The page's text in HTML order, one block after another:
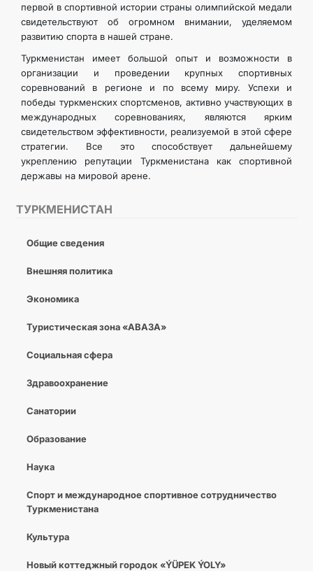
ТУРКМЕНИСТАН
Общие сведения
Внешняя политика
Экономика
Туристическая зона «АВАЗА»
Социальная сфера
Здравоохранение
Санатории
Образование
Наука
Спорт и международное спортивное сотрудничество
Туркменистана
Культура
Новый коттеджный городок «ÝÜPEK ÝOLY»
первой в спортивной истории страны олимпийской медали
свидетельствуют об огромном внимании, уделяемом
развитию спорта в нашей стране.
Туркменистан имеет большой опыт и возможности в
организации и проведении крупных спортивных
соревнований в регионе и по всему миру. Успехи и
победы туркменских спортсменов, активно участвующих в
международных соревнованиях, являются ярким
свидетельством эффективности, реализуемой в этой сфере
стратегии. Все это способствует дальнейшему
укреплению репутации Туркменистана как спортивной
державы на мировой арене.